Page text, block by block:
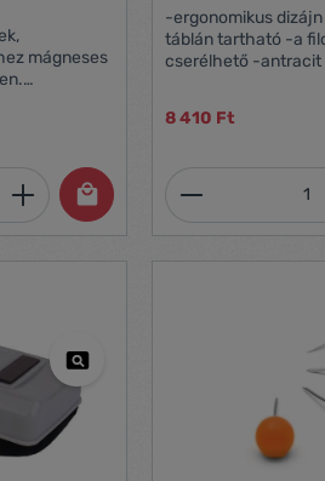
mágneses
mágnes
Adja meg a kívánt
-ergonomikus
táblán tartható -a
cserélhető -antracit
8 410 Ft